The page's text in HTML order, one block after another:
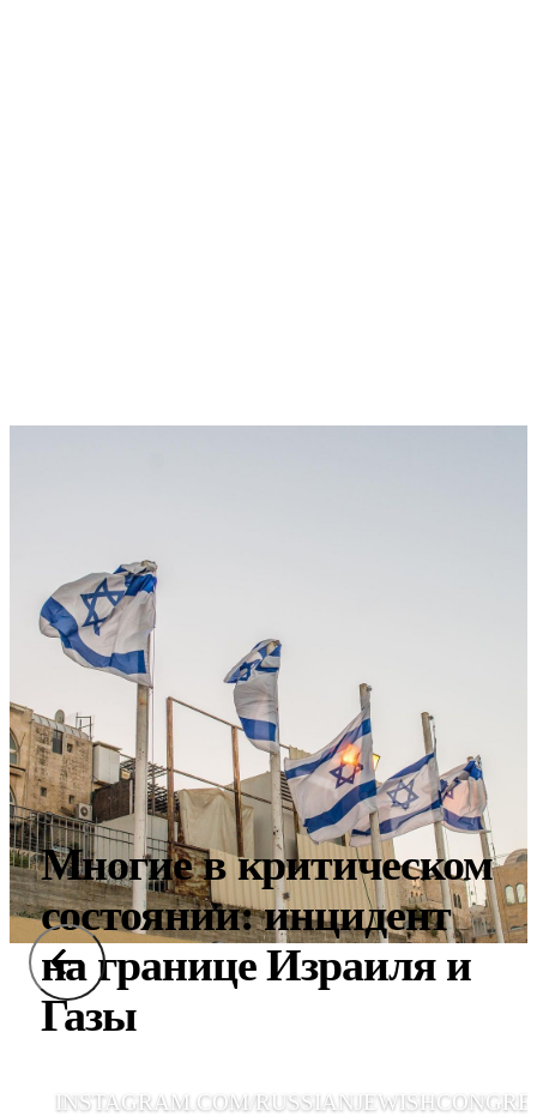
Многие в критическом
состоянии: инцидент
на границе Израиля и
Газы
INSTAGRAM.COM/